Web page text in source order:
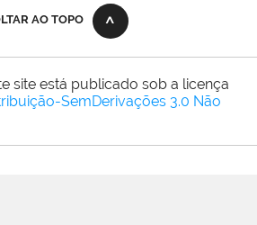
AO TOPO
site está publicado sob a licença
SemDerivações 3.0 Não